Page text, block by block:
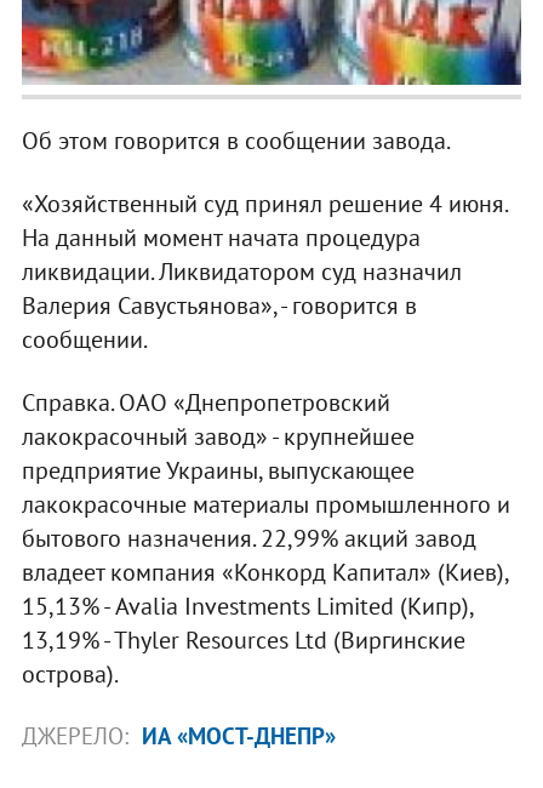
Об этом говорится в сообщении завода.
«Хозяйственный суд принял решение 4 июня.
На данный момент начата процедура
ликвидации. Ликвидатором суд назначил
Валерия Савустьянова», - говорится в
сообщении.
Справка. ОАО «Днепропетровский
лакокрасочный завод» - крупнейшее
предприятие Украины, выпускающее
лакокрасочные материалы промышленного и
бытового назначения. 22,99% акций завод
владеет компания «Конкорд Капитал» (Киев),
15,13% - Avalia Investments Limited (Кипр),
13,19% - Thyler Resources Ltd (Виргинские
острова).
ДЖЕРЕЛО: ИА «МОСТ-ДНЕПР»